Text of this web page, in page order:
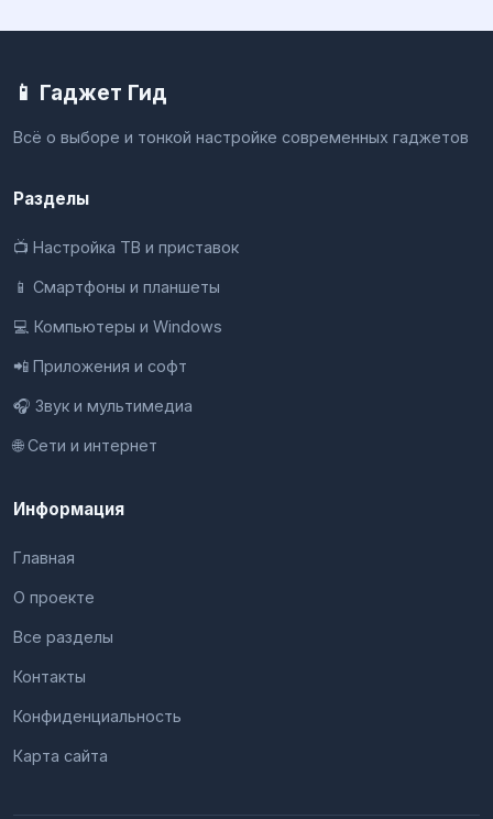
📱 Гаджет Гид
Всё о выборе и тонкой настройке современных гаджетов
Разделы
📺 Настройка ТВ и приставок
📱 Смартфоны и планшеты
💻 Компьютеры и Windows
📲 Приложения и софт
🎧 Звук и мультимедиа
🌐 Сети и интернет
Информация
Главная
О проекте
Все разделы
Контакты
Конфиденциальность
Карта сайта